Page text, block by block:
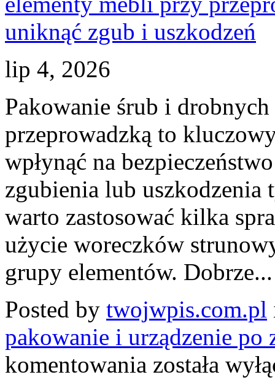
lip 4, 2026
Pakowanie śrub i
przeprowadzką to
wpłynąć na
zgubienia lub uszkodzenia
warto zastosować kilka
użycie woreczków
grupy elementów. Dobrze...
Posted by twojwpis.com.pl
pakowanie i urządzenie po
komentowania
skutecznie
została